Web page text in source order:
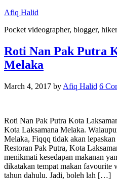
Afiq Halid
Pocket videographer, blogger,
Roti Nan Pak Putra
Melaka
March 4, 2017 by Afiq Halid 6
Roti Nan Pak Putra Kota
Kota Laksamana Melaka.
Melaka, Fiqqq tidak akan
Restoran Pak Putra, Kota
menikmati kesedapan makanan
dikatakan tempat makan favourite
tahun dahulu. Jadi, boleh lah […]